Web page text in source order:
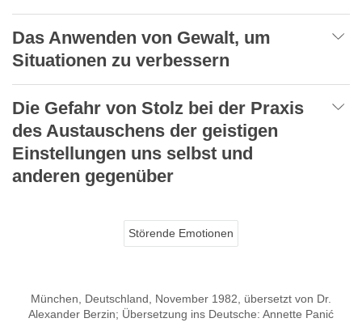
Das Anwenden von Gewalt, um
Situationen zu verbessern
Die Gefahr von Stolz bei der Praxis
des Austauschens der geistigen
Einstellungen uns selbst und
anderen gegenüber
Störende Emotionen
München, Deutschland, November 1982, übersetzt von Dr.
Alexander Berzin; Übersetzung ins Deutsche: Annette Panić